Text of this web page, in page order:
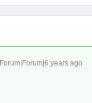
Forum|Forum|6 years ago